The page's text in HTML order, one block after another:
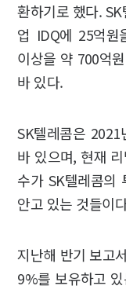
환하기로 했다.
업 IDQ에 25억원
이상을 약 700억
바 있다.
SK텔레콤은
바 있으며, 현재
수가 SK텔레콤의
안고 있는 것들이
지난해 반기 보고
9%를 보유하고